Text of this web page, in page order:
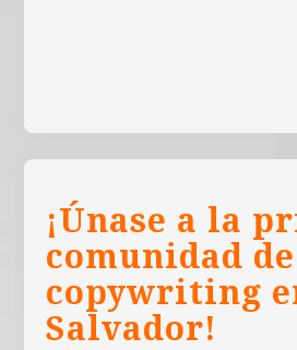
¡Únase a la
comunidad de
copywriting
Salvador!